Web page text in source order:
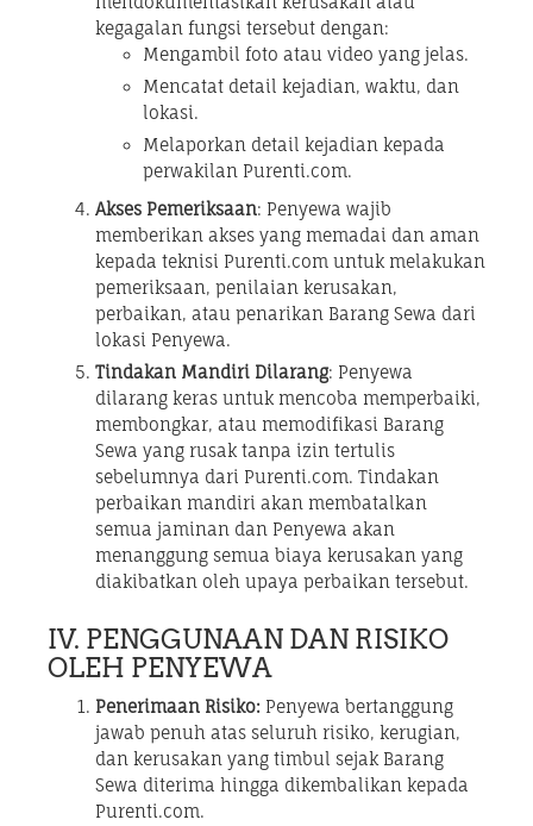
kegagalan fungsi tersebut dengan:
Mengambil foto atau video yang jelas.
Mencatat detail kejadian, waktu, dan
lokasi.
Melaporkan detail kejadian kepada
perwakilan Purenti.com.
Akses Pemeriksaan: Penyewa wajib
memberikan akses yang memadai dan aman
kepada teknisi Purenti.com untuk melakukan
pemeriksaan, penilaian kerusakan,
perbaikan, atau penarikan Barang Sewa dari
lokasi Penyewa.
Tindakan Mandiri Dilarang: Penyewa
dilarang keras untuk mencoba memperbaiki,
membongkar, atau memodifikasi Barang
Sewa yang rusak tanpa izin tertulis
sebelumnya dari Purenti.com. Tindakan
perbaikan mandiri akan membatalkan
semua jaminan dan Penyewa akan
menanggung semua biaya kerusakan yang
diakibatkan oleh upaya perbaikan tersebut.
IV. PENGGUNAAN DAN RISIKO
OLEH PENYEWA
Penerimaan Risiko: Penyewa bertanggung
jawab penuh atas seluruh risiko, kerugian,
dan kerusakan yang timbul sejak Barang
Sewa diterima hingga dikembalikan kepada
Purenti.com.